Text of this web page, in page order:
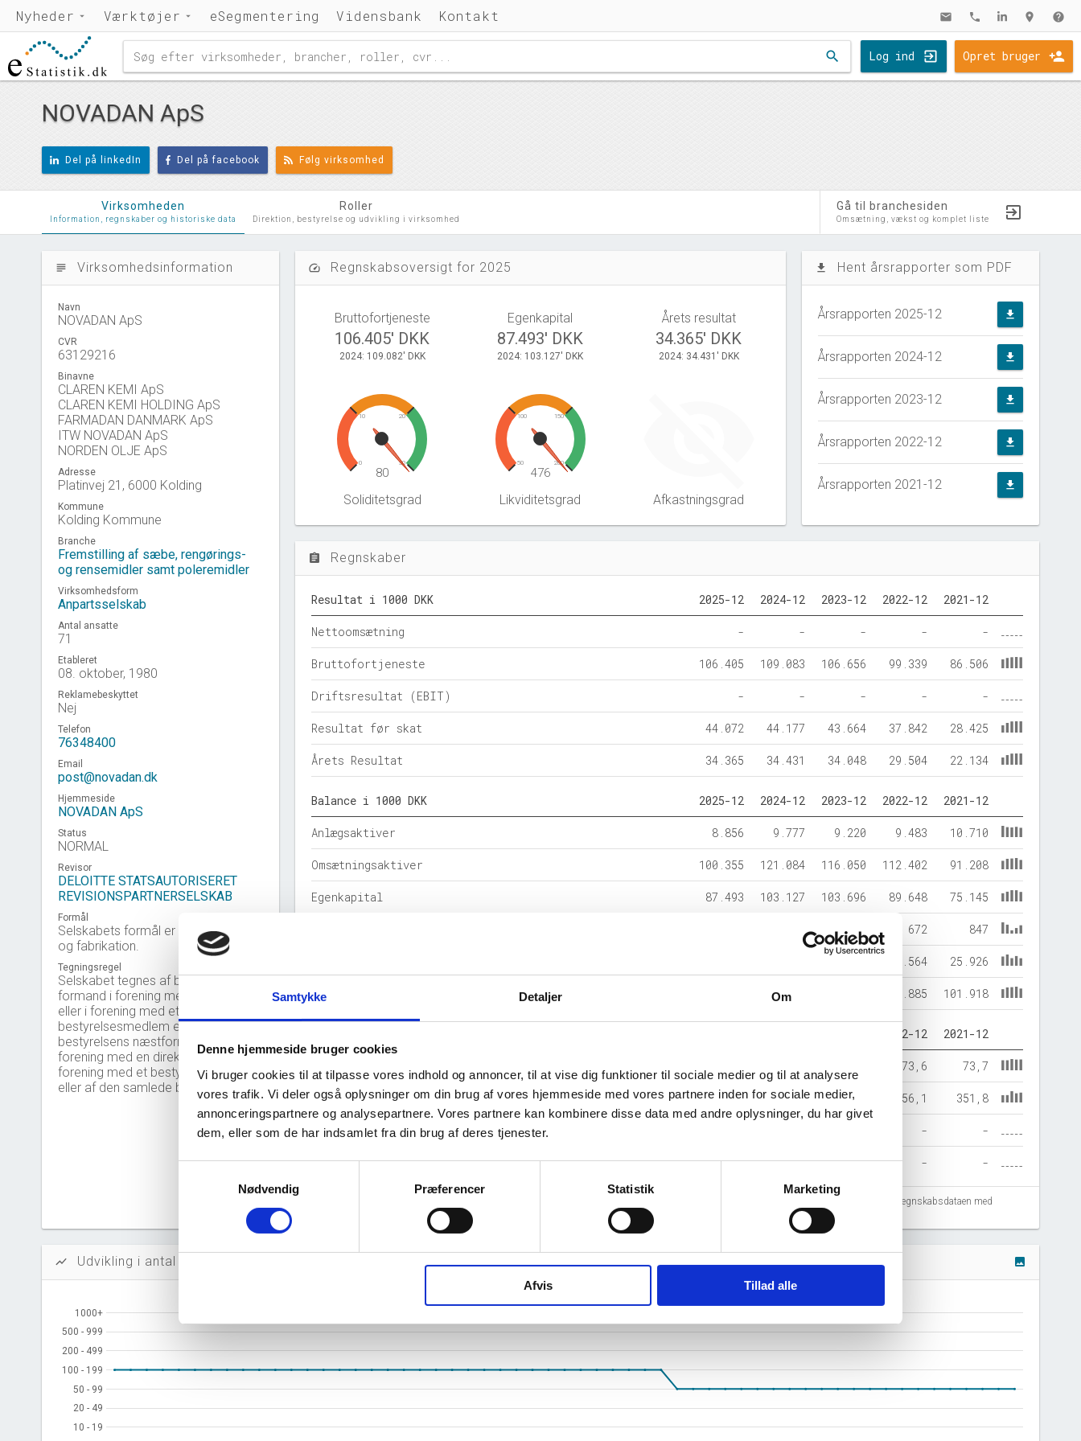
Samtykke Detaljer Om
Denne hjemmeside bruger cookies
Vi bruger cookies til at tilpasse vores indhold og annoncer, til at vise dig funktioner til sociale medier og til at analysere
vores trafik. Vi deler også oplysninger om din brug af vores hjemmeside med vores partnere inden for sociale medier,
annonceringspartnere og analysepartnere. Vores partnere kan kombinere disse data med andre oplysninger, du har givet
dem, eller som de har indsamlet fra din brug af deres tjenester.
Nødvendig
Præferencer Statistik Marketing
Afvis Tillad alle
Nyheder Værktøjer eSegmentering Vidensbank Kontakt mail phone location_on help
search Log ind Opret bruger
NOVADAN ApS
Del på linkedIn Del på facebook Følg virksomhed
Virksomheden
Information, regnskaber og historiske data
Roller
Direktion, bestyrelse og udvikling i virksomhed
Gå til branchesiden
Omsætning, vækst og komplet liste
subject Virksomhedsinformation
Navn
NOVADAN ApS
CVR
63129216
Binavne
CLAREN KEMI ApS
CLAREN KEMI HOLDING ApS
FARMADAN DANMARK ApS
ITW NOVADAN ApS
NORDEN OLJE ApS
Adresse
Platinvej 21, 6000 Kolding
Kommune
Kolding Kommune
Branche
Fremstilling af sæbe, rengørings-
og rensemidler samt poleremidler
Virksomhedsform
Anpartsselskab
Antal ansatte
71
Etableret
08. oktober, 1980
Reklamebeskyttet
Nej
Telefon
76348400
Email
post@novadan.dk
Hjemmeside
NOVADAN ApS
Status
NORMAL
Revisor
DELOITTE STATSAUTORISERET
REVISIONSPARTNERSELSKAB
Formål
Selskabets formål er at drive handel
og fabrikation.
Tegningsregel
Selskabet tegnes af bestyrelsens
formand i forening med en direktør
eller i forening med et
bestyrelsesmedlem eller af
bestyrelsens næstformand i
forening med en direktør eller i
forening med et bestyrelsesmedlem
eller af den samlede bestyrelse.
speed Regnskabsoversigt for 2025
Bruttofortjeneste
106.405' DKK
2024: 109.082' DKK
Egenkapital
87.493' DKK
2024: 103.127' DKK
Årets resultat
34.365' DKK
2024: 34.431' DKK
0
10 20
30
80
Soliditetsgrad
50
100 150
200
476
Likviditetsgrad Afkastningsgrad
file_download Hent årsrapporter som PDF
Årsrapporten 2025-12 file_download
Årsrapporten 2024-12 file_download
Årsrapporten 2023-12 file_download
Årsrapporten 2022-12 file_download
Årsrapporten 2021-12 file_download
assignment Regnskaber
Resultat i 1000 DKK 2025-12 2024-12 2023-12 2022-12 2021-12
Nettoomsætning - - - - -
Bruttofortjeneste 106.405 109.083 106.656 99.339 86.506
Driftsresultat (EBIT) - - - - -
Resultat før skat 44.072 44.177 43.664 37.842 28.425
Årets Resultat 34.365 34.431 34.048 29.504 22.134
Balance i 1000 DKK 2025-12 2024-12 2023-12 2022-12 2021-12
Anlægsaktiver 8.856 9.777 9.220 9.483 10.710
Omsætningsaktiver 100.355 121.084 116.050 112.402 91.208
Egenkapital 87.493 103.127 103.696 89.648 75.145
245 672 847
31.564 25.926
Årets balance 130.861 121.885 101.918
2022-12 2021-12
73,6 73,7
Likviditetsgrad 475,8 443,3 544,1 356,1 351,8
Afkastningsgrad - -
Overskudsgrad - - - - -
Tal fra erhvervsstyrelsens regnskabs-API. eStatistik henviser til Erhvervsstyrelsen ved eventuelle fejlregistreringer. Vi anbefaler at krydstjekke regnskabsdataen med
show_chart Udvikling i antal ansatte image
10 - 19
10 - 19
20 - 49
20 - 49
50 - 99
50 - 99
100 - 199
100 - 199
200 - 499
200 - 499
500 - 999
500 - 999
1000+
1000+